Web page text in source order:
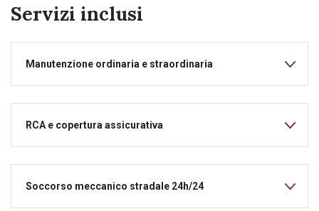
Servizi inclusi
Manutenzione ordinaria e straordinaria
RCA e copertura assicurativa
Soccorso meccanico stradale 24h/24